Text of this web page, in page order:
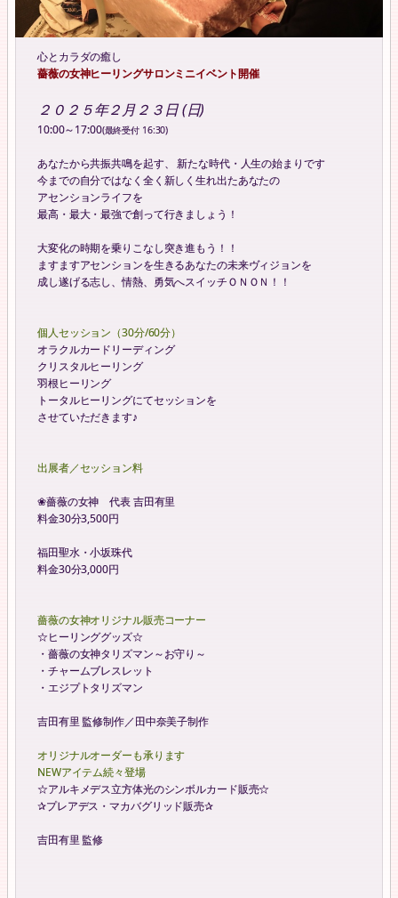
心とカラダの癒し
薔薇の女神ヒーリングサロンミニイベント開催
２０２５年２月２３日 (日)
10:00～17:00(最終受付 16:30)
あなたから共振共鳴を起す、 新たな時代・人生の始まりです
今までの自分ではなく全く新しく生れ出たあなたの
アセンションライフを
最高・最大・最強で創って行きましょう！
大変化の時期を乗りこなし突き進もう！！
ますますアセンションを生きるあなたの未来ヴィジョンを
成し遂げる志し、情熱、勇気へスイッチＯＮＯＮ！！
個人セッション（30分/60分）
オラクルカードリーディング
クリスタルヒーリング
羽根ヒーリング
トータルヒーリングにてセッションを
させていただきます♪
出展者／セッション料
❀薔薇の女神 代表 吉田有里
料金30分3,500円
福田聖水・小坂珠代
料金30分3,000円
薔薇の女神オリジナル販売コーナー
☆ヒーリンググッズ☆
・薔薇の女神タリズマン～お守り～
・チャームブレスレット
・エジプトタリズマン
吉田有里 監修制作／田中奈美子制作
オリジナルオーダーも承ります
NEWアイテム続々登場
☆アルキメデス立方体光のシンボルカード販売☆
✰プレアデス・マカバグリッド販売✰
吉田有里 監修